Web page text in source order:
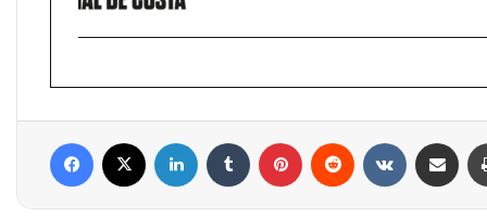
Facebook Linkedin Tumblr Pinterest Reddit Compartilhar via e-mail